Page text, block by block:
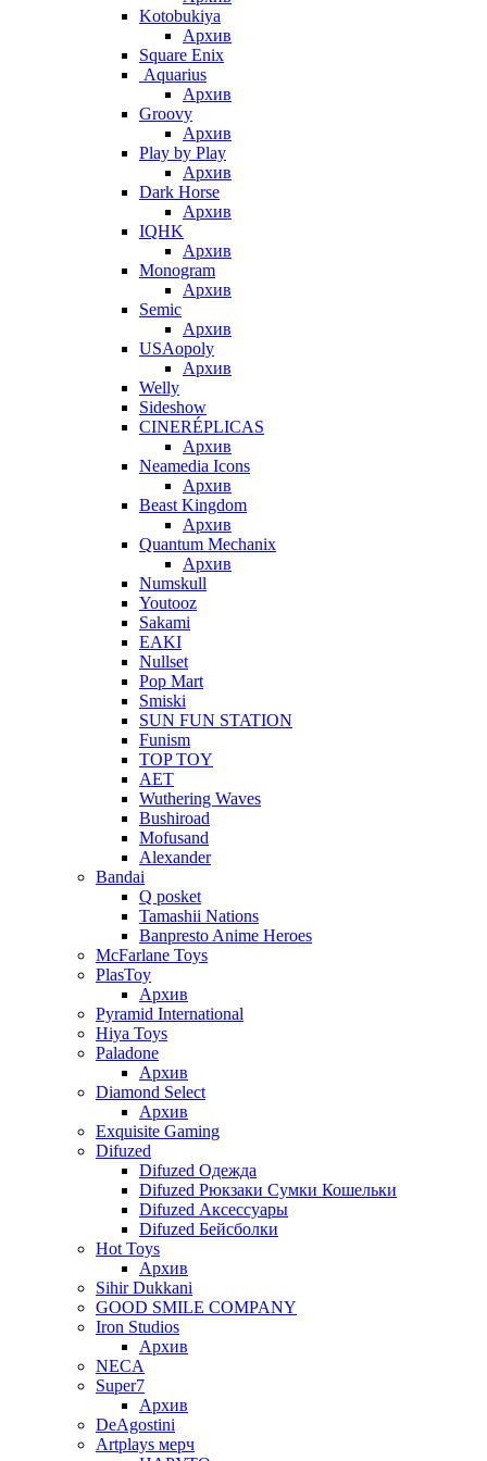
Kotobukiya
Архив
Square Enix
Aquarius
Архив
Groovy
Архив
Play by Play
Архив
Dark Horse
Архив
IQHK
Архив
Monogram
Архив
Semic
Архив
USAopoly
Архив
Welly
Sideshow
CINERÉPLICAS
Архив
Neamedia Icons
Архив
Beast Kingdom
Архив
Quantum Mechanix
Архив
Numskull
Youtooz
Sakami
EAKI
Nullset
Pop Mart
Smiski
SUN FUN STATION
Funism
TOP TOY
AET
Wuthering Waves
Bushiroad
Mofusand
Alexander
Bandai
Q posket
Tamashii Nations
Banpresto Anime Heroes
McFarlane Toys
PlasToy
Архив
Pyramid International
Hiya Toys
Paladone
Архив
Diamond Select
Архив
Exquisite Gaming
Difuzed
Difuzed Одежда
Difuzed Рюкзаки Сумки Кошельки
Difuzed Аксессуары
Difuzed Бейсболки
Hot Toys
Архив
Sihir Dukkani
GOOD SMILE COMPANY
Iron Studios
Архив
NECA
Super7
Архив
DeAgostini
Artplays мерч